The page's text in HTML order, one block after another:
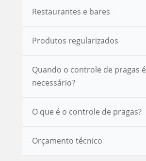
Restaurantes e bares
Produtos regularizados
Quando o controle de pragas é
necessário?
O que é o controle de pragas?
Orçamento técnico